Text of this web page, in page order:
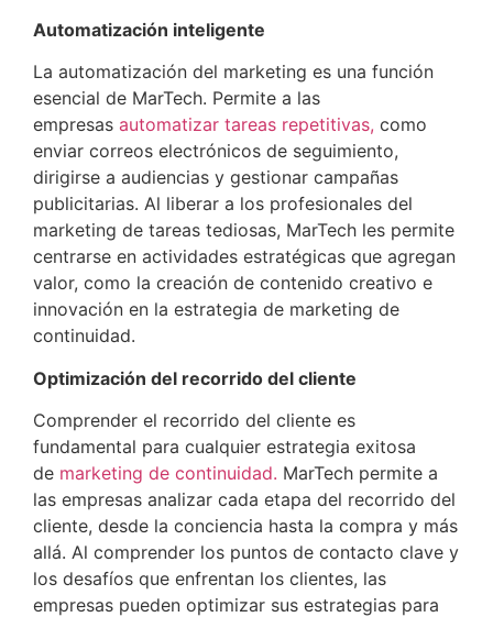
Automatización inteligente
La automatización del marketing es una función
esencial de MarTech. Permite a las
empresas automatizar tareas repetitivas, como
enviar correos electrónicos de seguimiento,
dirigirse a audiencias y gestionar campañas
publicitarias. Al liberar a los profesionales del
marketing de tareas tediosas, MarTech les permite
centrarse en actividades estratégicas que agregan
valor, como la creación de contenido creativo e
innovación en la estrategia de marketing de
continuidad.
Optimización del recorrido del cliente
Comprender el recorrido del cliente es
fundamental para cualquier estrategia exitosa
de marketing de continuidad. MarTech permite a
las empresas analizar cada etapa del recorrido del
cliente, desde la conciencia hasta la compra y más
allá. Al comprender los puntos de contacto clave y
los desafíos que enfrentan los clientes, las
empresas pueden optimizar sus estrategias para